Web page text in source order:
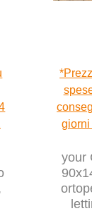
normale:
giorni
your